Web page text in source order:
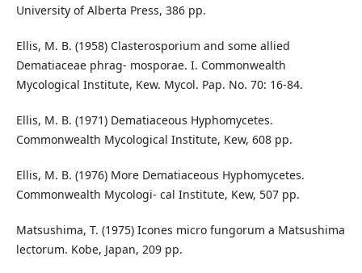
University of Alberta Press, 386 pp.
Ellis, M. B. (1958) Clasterosporium and some allied
Dematiaceae phrag- mosporae. I. Commonwealth
Mycological Institute, Kew. Mycol. Pap. No. 70: 16-84.
Ellis, M. B. (1971) Dematiaceous Hyphomycetes.
Commonwealth Mycological Institute, Kew, 608 pp.
Ellis, M. B. (1976) More Dematiaceous Hyphomycetes.
Commonwealth Mycologi- cal Institute, Kew, 507 pp.
Matsushima, T. (1975) Icones micro fungorum a Matsushima
lectorum. Kobe, Japan, 209 pp.